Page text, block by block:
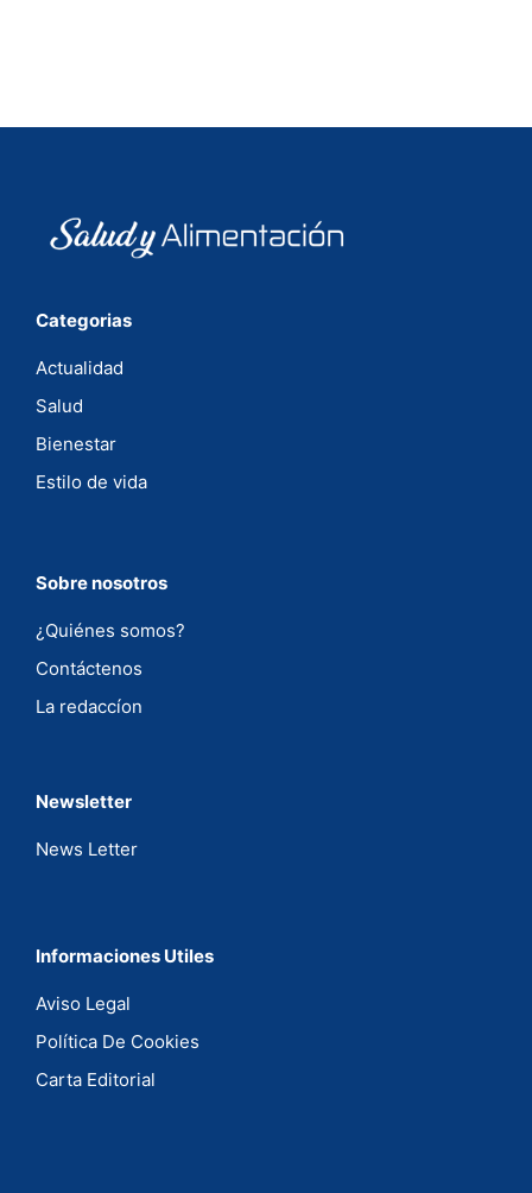
Categorias
Actualidad
Salud
Bienestar
Estilo de vida
Sobre nosotros
¿Quiénes somos?
Contáctenos
La redaccíon
Newsletter
News Letter
Informaciones Utiles
Aviso Legal
Política De Cookies
Carta Editorial